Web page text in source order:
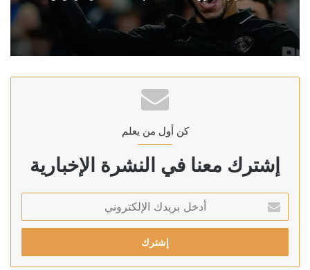
كن أول من يعلم
إشترك معنا في النشرة الإخبارية
بريدك
الإلكتروني